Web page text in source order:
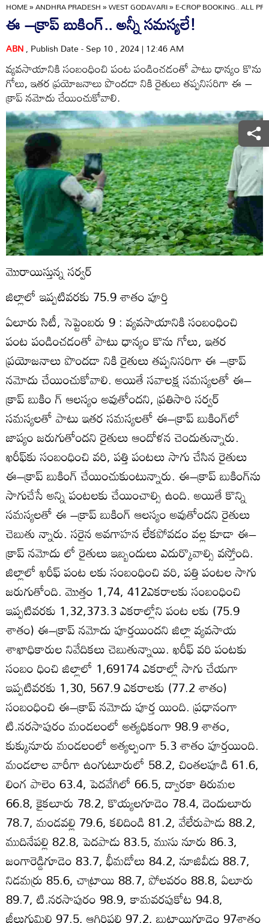
HOME»ANDHRA PRADESH»WEST GODAVARI»E-CROP BOOKING.. ALL
ఈ –క్రాప్‌ బుకింగ్‌.. అన్నీ సమస్యలే!
ABN, Publish Date - Sep 10 , 2024 | 12:46 AM
వ్యవసాయానికి సంబంధించి పంట పండించడంతో పాటు ధాన్యం కొను
గోలు, ఇతర ప్రయోజనాలు పొందడా నికి రైతులు తప్పనిసరిగా ఈ –
క్రాప్‌ నమోదు చేయించుకోవాలి.
మొరాయిస్తున్న సర్వర్‌
జిల్లాలో ఇప్పటివరకు 75.9 శాతం పూర్తి
ఏలూరు సిటీ, సెప్టెంబరు 9 : వ్యవసాయానికి సంబంధించి
పంట పండించడంతో పాటు ధాన్యం కొను గోలు, ఇతర
ప్రయోజనాలు పొందడా నికి రైతులు తప్పనిసరిగా ఈ –క్రాప్‌
నమోదు చేయించుకోవాలి. అయితే సవాలక్ష సమస్యలతో ఈ–
క్రాప్‌ బుకిం గ్‌ ఆలస్యం అవుతోందని, ప్రతిసారి సర్వర్‌
సమస్యలతో పాటు ఇతర సమస్యలతో ఈ–క్రాప్‌ బుకింగ్‌లో
జాప్యం జరుగుతోందని రైతులు ఆందోళన చెందుతున్నారు.
ఖరీఫ్‌కు సంబంధించి వరి, పత్తి పంటలు సాగు చేసిన రైతులు
ఈ–క్రాప్‌ బుకింగ్‌ చేయించుకుంటున్నారు. ఈ–క్రాప్‌ బుకింగ్‌ను
సాగుచేసే అన్ని పంటలకు చేయించాల్సి ఉంది. అయితే కొన్ని
సమస్యలతో ఈ –క్రాప్‌ బుకింగ్‌ ఆలస్యం అవుతోందని రైతులు
చెబుతు న్నారు. సరైన అవగాహన లేకపోవడం వల్ల కూడా ఈ–
క్రాప్‌ నమోదు లో రైతులు ఇబ్బందులు ఎదుర్కొవాల్సి వస్తోంది.
జిల్లాలో ఖరీఫ్‌ పంట లకు సంబంధించి వరి, పత్తి పంటల సాగు
జరుగుతోంది. మొత్తం 1,74, 412ఎకరాలకు సంబంధించి
ఇప్పటివరకు 1,32,373.3 ఎకరాల్లోని పంట లకు (75.9
శాతం) ఈ–క్రాప్‌ నమోదు పూర్తయిందని జిల్లా వ్యవసాయ
శాఖాధికారుల నివేదికలు చెబుతున్నాయి. ఖరీఫ్‌ వరి పంటకు
సంబం ధించి జిల్లాలో 1,69174 ఎకరాల్లో సాగు చేయగా
ఇప్పటివరకు 1,30, 567.9 ఎకరాలకు (77.2 శాతం)
సంబంధించి ఈ–క్రాప్‌ నమోదు పూర్త యింది. ప్రధానంగా
టి.నరసాపురం మండలంలో అత్యధికంగా 98.9 శాతం,
కుక్కునూరు మండలంలో అత్యల్పంగా 5.3 శాతం పూర్తయింది.
మండలాల వారీగా ఉంగుటూరులో 58.2, చింతలపూడి 61.6,
లింగ పాలెం 63.4, పెదవేగిలో 66.5, ద్వారకా తిరుమల
66.8, కైకలూరు 78.2, కొయ్యలగూడెం 78.4, దెందులూరు
78.7, మండవల్లి 79.6, కలిదిండి 81.2, వేలేరుపాడు 88.2,
ముదినేపల్లి 82.8, పెదపాడు 83.5, ముసు నూరు 86.3,
జంగారెడ్డిగూడెం 83.7, భీమడోలు 84.2, నూజివీడు 88.7,
నిడమర్రు 85.6, చాట్రాయి 88.7, పోలవరం 88.8, ఏలూరు
89.7, టి.నరసాపురం 98.9, కామవరపుకోట 94.8,
జీలుగుమిల్లి 97.5, ఆగిరిపల్లి 97.2, బుట్టాయిగూడెం 97శాతం